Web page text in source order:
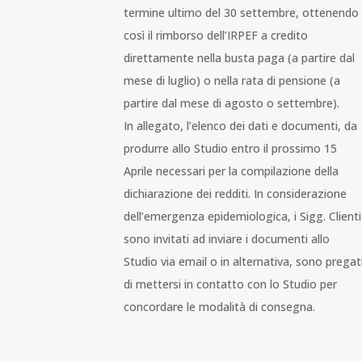
termine ultimo del 30 settembre, ottenendo
così il rimborso dell’IRPEF a credito
direttamente nella busta paga (a partire dal
mese di luglio) o nella rata di pensione (a
partire dal mese di agosto o settembre).
In allegato, l’elenco dei dati e documenti, da
produrre allo Studio entro il prossimo 15
Aprile necessari per la compilazione della
dichiarazione dei redditi. In considerazione
dell’emergenza epidemiologica, i Sigg. Clienti
sono invitati ad inviare i documenti allo
Studio via email o in alternativa, sono
di mettersi in contatto con lo Studio per
concordare le modalità di consegna.